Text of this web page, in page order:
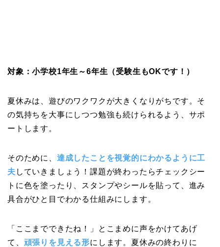
対象：小学校1年生～6年生（受験生もOKです！）
夏休みは、遊びのワクワクが大きくなりがちです。そ
の気持ちを大事にしつつ勉強も続けられるよう、 サポ
ートします。
そのために、 達成したことを視覚的にわかるように工
夫 していきま しょう！課題が終わったらチェックシー
トに色を塗ったり、スタンプやシールを貼って、 進み
具合がひと目でわかる仕組みにします。
「ここまでできたね！」とこまめに声をかけてあげ
て、 頑張りを見える形にします。夏休みの終わりに